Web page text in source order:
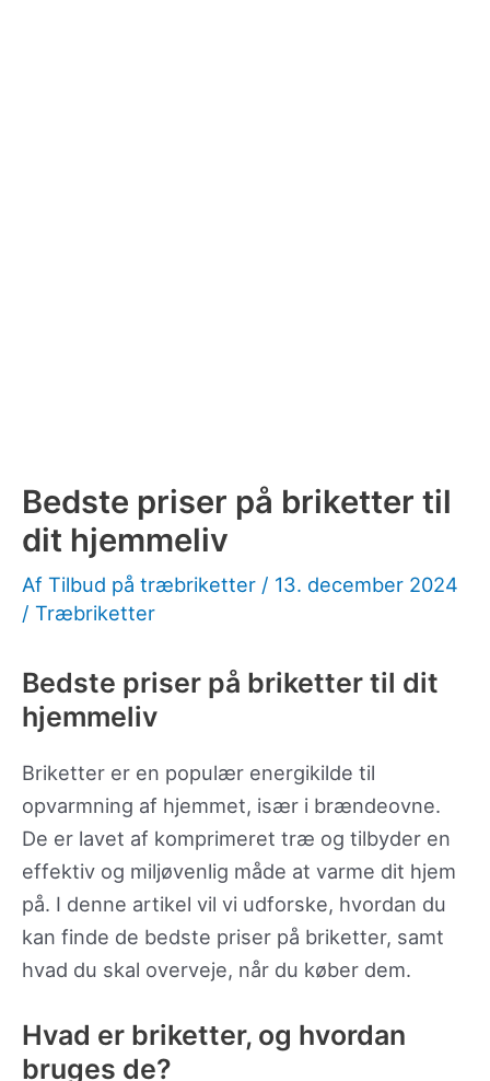
Bedste priser på briketter til
dit hjemmeliv
Af Tilbud på træbriketter / 13. december 2024
/ Træbriketter
Bedste priser på briketter til dit
hjemmeliv
Briketter er en populær energikilde til
opvarmning af hjemmet, især i brændeovne.
De er lavet af komprimeret træ og tilbyder en
effektiv og miljøvenlig måde at varme dit hjem
på. I denne artikel vil vi udforske, hvordan du
kan finde de bedste priser på briketter, samt
hvad du skal overveje, når du køber dem.
Hvad er briketter, og hvordan
bruges de?